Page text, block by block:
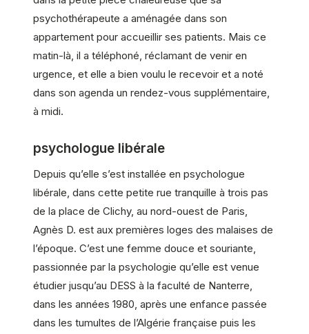
psychothérapeute a aménagée dans son
appartement pour accueillir ses patients. Mais ce
matin-là, il a téléphoné, réclamant de venir en
urgence, et elle a bien voulu le recevoir et a noté
dans son agenda un rendez-vous supplémentaire,
à midi.
psychologue libérale
Depuis qu’elle s’est installée en psychologue
libérale, dans cette petite rue tranquille à trois pas
de la place de Clichy, au nord-ouest de Paris,
Agnès D. est aux premières loges des malaises de
l’époque. C’est une femme douce et souriante,
passionnée par la psychologie qu’elle est venue
étudier jusqu’au DESS à la faculté de Nanterre,
dans les années 1980, après une enfance passée
dans les tumultes de l’Algérie française puis les